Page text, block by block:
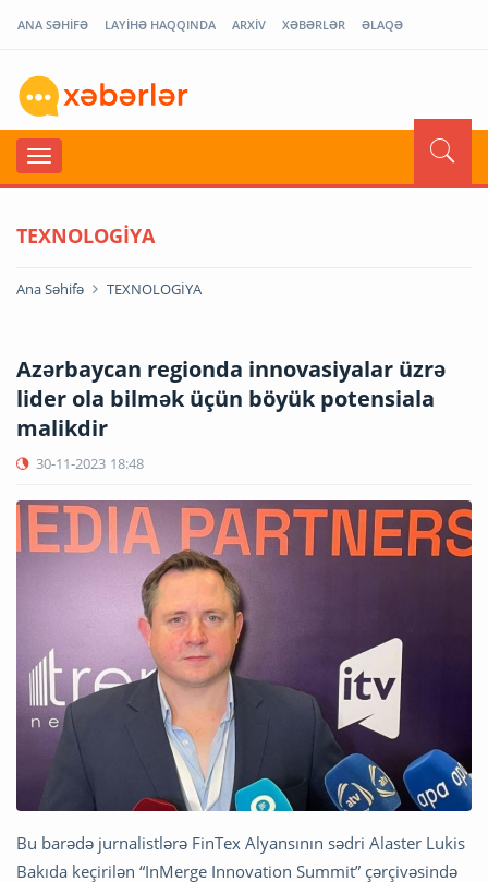
ANA SƏHİFƏ LAYİHƏ HAQQINDA ARXİV XƏBƏRLƏR ƏLAQƏ
TEXNOLOGİYA
Ana Səhifə TEXNOLOGİYA
Azərbaycan regionda innovasiyalar üzrə
lider ola bilmək üçün böyük potensiala
malikdir
30-11-2023 18:48
Bu barədə jurnalistlərə FinTex Alyansının sədri Alaster Lukis
Bakıda keçirilən “InMerge Innovation Summit” çərçivəsində